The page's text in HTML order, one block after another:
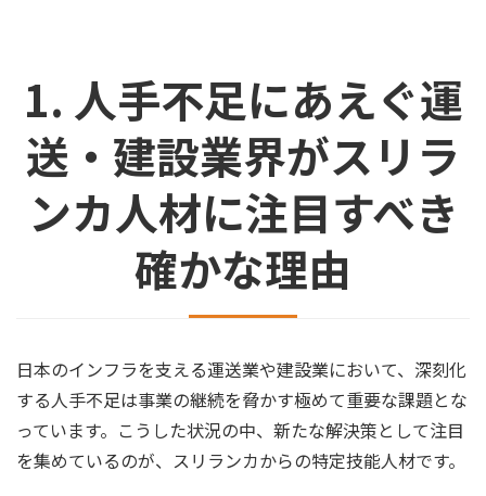
1. 人手不足にあえぐ運
送・建設業界がスリラ
ンカ人材に注目すべき
確かな理由
日本のインフラを支える運送業や建設業において、深刻化
する人手不足は事業の継続を脅かす極めて重要な課題とな
っています。こうした状況の中、新たな解決策として注目
を集めているのが、スリランカからの特定技能人材です。